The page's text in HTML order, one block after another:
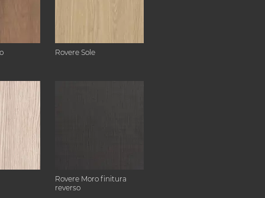
Rovere Sole
Rovere Moro finitura
reverso